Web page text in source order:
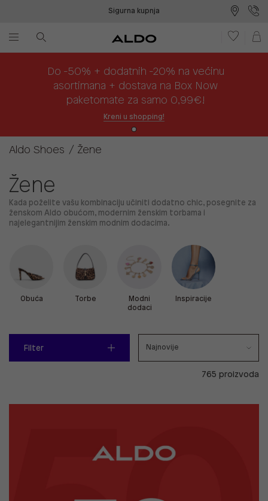
Sigurna kupnja
Do -50% + dodatnih -20% na većinu
asortimana + dostava na Box Now
paketomate za samo 0,99€!
Kreni u shopping!
Aldo Shoes Žene
Žene
Kada poželite vašu kombinaciju učiniti dodatno chic, posegnite za
ženskom Aldo obućom, modernim ženskim torbama i
najelegantnijim ženskim modnim dodacima.
Obuća Torbe
Modni
dodaci
Inspiracije
Filter
765 proizvoda